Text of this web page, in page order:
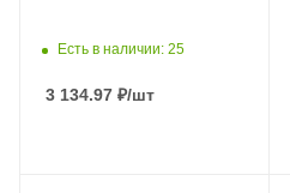
Есть в наличии: 25
3 134.97 ₽/шт